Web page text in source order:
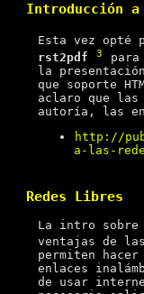
Introducción
Esta vez opté
rst2pdf
3
para
la
que soporte
aclaro que las
autoría, las
http://
a-las-
Redes Libres
La intro
ventajas de
permiten
enlaces
de usar